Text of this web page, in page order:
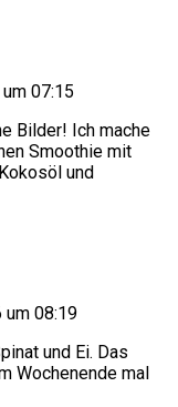
07:15
Bilder! Ich mache
Smoothie mit
und
um 08:19
und Ei. Das
Wochenende mal